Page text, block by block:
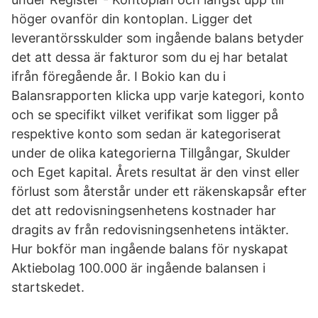
höger ovanför din kontoplan. Ligger det
leverantörsskulder som ingående balans betyder
det att dessa är fakturor som du ej har betalat
ifrån föregående år. I Bokio kan du i
Balansrapporten klicka upp varje kategori, konto
och se specifikt vilket verifikat som ligger på
respektive konto som sedan är kategoriserat
under de olika kategorierna Tillgångar, Skulder
och Eget kapital. Årets resultat är den vinst eller
förlust som återstår under ett räkenskapsår efter
det att redovisningsenhetens kostnader har
dragits av från redovisningsenhetens intäkter.
Hur bokför man ingående balans för nyskapat
Aktiebolag 100.000 är ingående balansen i
startskedet.